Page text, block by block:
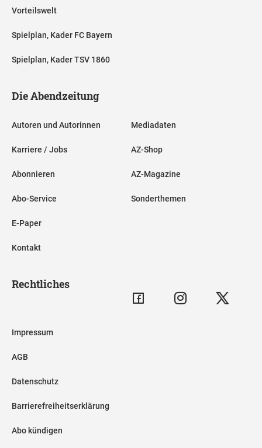
Vorteilswelt
Spielplan, Kader FC Bayern
Spielplan, Kader TSV 1860
Die Abendzeitung
Autoren und Autorinnen
Karriere / Jobs
Abonnieren
Abo-Service
E-Paper
Kontakt
Mediadaten
AZ-Shop
AZ-Magazine
Sonderthemen
Rechtliches
Impressum
AGB
Datenschutz
Barrierefreiheitserklärung
Abo kündigen